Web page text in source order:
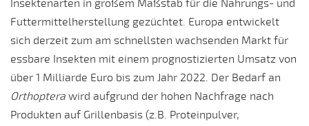
Insektenarten in großem Maßstab für die Nahrungs- und
Futtermittelherstellung gezüchtet. Europa entwickelt
sich derzeit zum am schnellsten wachsenden Markt für
essbare Insekten mit einem prognostizierten Umsatz von
über 1 Milliarde Euro bis zum Jahr 2022. Der Bedarf an
Orthoptera wird aufgrund der hohen Nachfrage nach
Produkten auf Grillenbasis (z.B. Proteinpulver,